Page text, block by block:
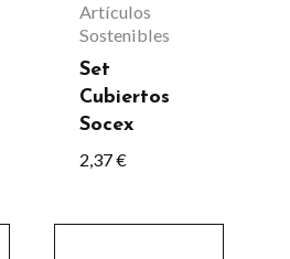
Artículos
Sostenibles
Set
Cubiertos
Socex
2,37€